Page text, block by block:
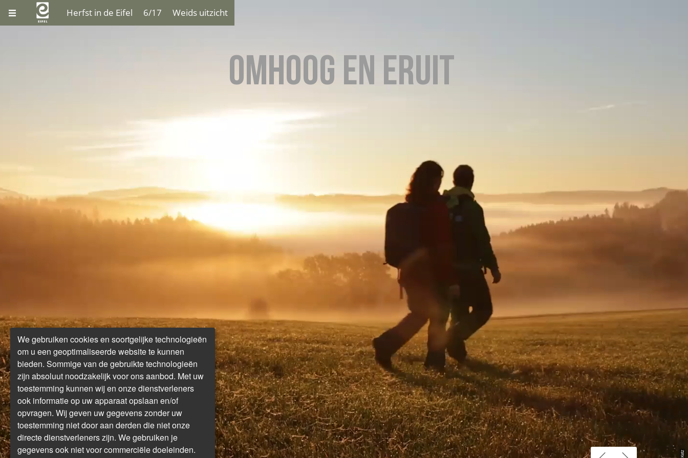
Herfst in de Eifel 6/17 Weids uitzicht
Omhoog en eruit
We gebruiken cookies en soortgelijke technologieën
om u een geoptimaliseerde website te kunnen
bieden. Sommige van de gebruikte technologieën
zijn absoluut noodzakelijk voor ons aanbod. Met uw
toestemming kunnen wij en onze dienstverleners
ook informatie op uw apparaat opslaan en/of
opvragen. Wij geven uw gegevens zonder uw
toestemming niet door aan derden die niet onze
directe dienstverleners zijn. We gebruiken je
gegevens ook niet voor commerciële doeleinden.